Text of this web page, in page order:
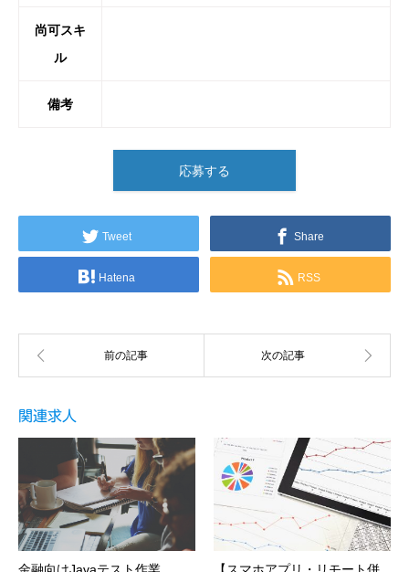
尚可スキ
ル
備考
応募する
Tweet Share
Hatena RSS
関連求人